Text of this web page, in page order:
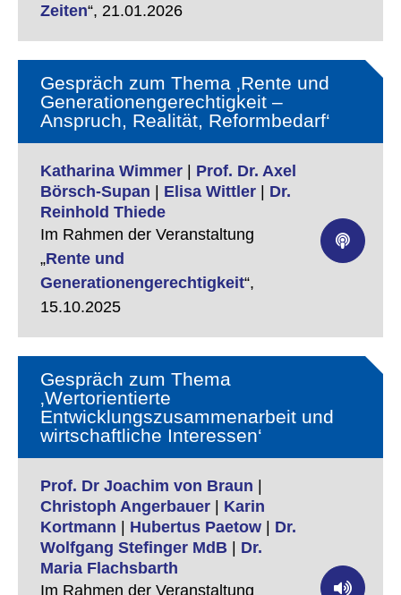
Zeiten“, 21.01.2026
Gespräch zum Thema ‚Rente und
Generationengerechtigkeit –
Anspruch, Realität, Reformbedarf‘
Katharina Wimmer
Prof. Dr. Axel
Börsch-Supan
Elisa Wittler
Dr.
Reinhold Thiede
Im Rahmen der Veranstaltung
„Rente und
Generationengerechtigkeit“,
15.10.2025
Gespräch zum Thema
‚Wertorientierte
Entwicklungszusammenarbeit und
wirtschaftliche Interessen‘
Prof. Dr Joachim von Braun
Christoph Angerbauer
Karin
Kortmann
Hubertus Paetow
Dr.
Wolfgang Stefinger MdB
Dr.
Maria Flachsbarth
Im Rahmen der Veranstaltung